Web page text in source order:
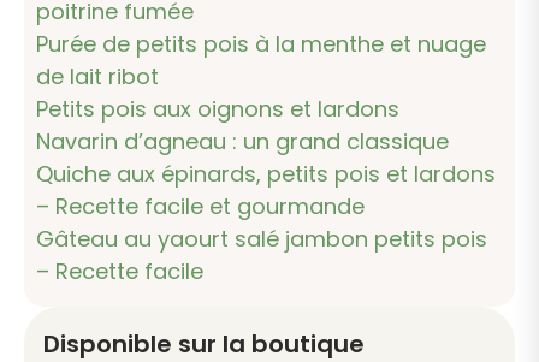
poitrine fumée
Purée de petits pois à la menthe et nuage
de lait ribot
Petits pois aux oignons et lardons
Navarin d’agneau : un grand classique
Quiche aux épinards, petits pois et lardons
– Recette facile et gourmande
Gâteau au yaourt salé jambon petits pois
– Recette facile
Disponible sur la boutique